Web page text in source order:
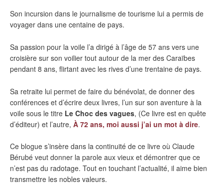
Son incursion dans le journalisme de tourisme lui a permis de
voyager dans une centaine de pays.
Sa passion pour la voile l’a dirigé à l’âge de 57 ans vers une
croisière sur son voilier tout autour de la mer des Caraïbes
pendant 8 ans, flirtant avec les rives d’une trentaine de pays.
Sa retraite lui permet de faire du bénévolat, de donner des
conférences et d’écrire deux livres, l’un sur son aventure à la
voile sous le titre Le Choc des vagues, (Ce livre est en quête
d’éditeur) et l’autre, À 72 ans, moi aussi j’ai un mot à dire.
Ce blogue s’insère dans la continuité de ce livre où Claude
Bérubé veut donner la parole aux vieux et démontrer que ce
n’est pas du radotage. Tout en touchant l’actualité, il aime bien
transmettre les nobles valeurs.